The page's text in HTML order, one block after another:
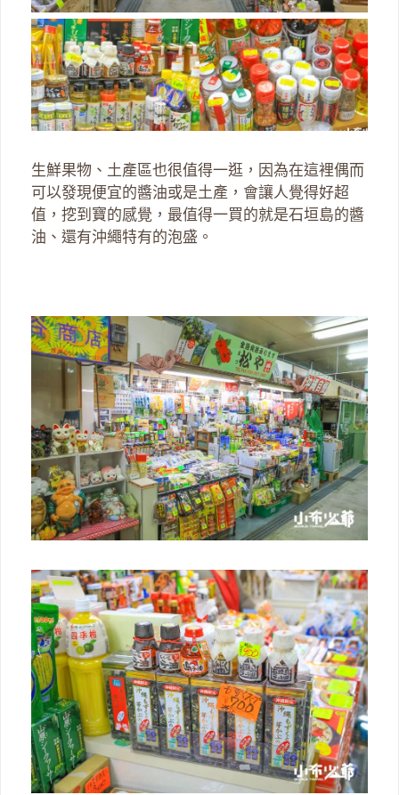
生鮮果物、土產區也很值得一逛，因為在這裡偶而
可以發現便宜的醬油或是土產，會讓人覺得好超
值，挖到寶的感覺，最值得一買的就是石垣島的醬
油、還有沖繩特有的泡盛。